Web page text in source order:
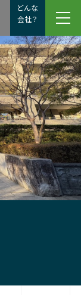
どんな
会社？